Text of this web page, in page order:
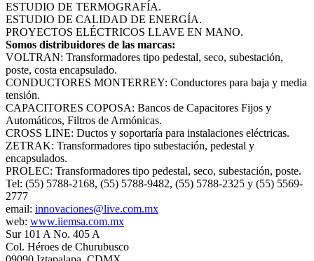
ESTUDIO DE TERMOGRAFÍA.
ESTUDIO DE CALIDAD DE ENERGÍA.
PROYECTOS ELÉCTRICOS LLAVE EN MANO.
Somos distribuidores de las marcas:
VOLTRAN: Transformadores tipo pedestal, seco, subestación,
poste, costa encapsulado.
CONDUCTORES MONTERREY: Conductores para baja y media
tensión.
CAPACITORES COPOSA: Bancos de Capacitores Fijos y
Automáticos, Filtros de Armónicas.
CROSS LINE: Ductos y soportaría para instalaciones eléctricas.
ZETRAK: Transformadores tipo subestación, pedestal y
encapsulados.
PROLEC: Transformadores tipo pedestal, seco, subestación, poste.
Tel: (55) 5788-2168, (55) 5788-9482, (55) 5788-2325 y (55) 5569-
2777
email: innovaciones@live.com.mx
web: www.iiemsa.com.mx
Sur 101 A No. 405 A
Col. Héroes de Churubusco